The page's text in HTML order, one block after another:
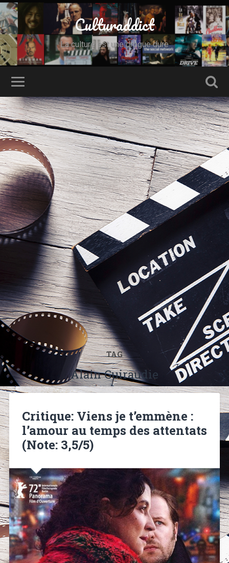
Culturaddict
La culture est une drogue dure
TAG
Alain Guiraudie
Critique: Viens je t’emmène :
l’amour au temps des attentats
(Note: 3,5/5)